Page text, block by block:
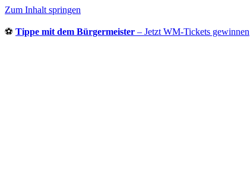
Zum Inhalt springen
⚽ Tippe mit dem Bürgermeister – Jetzt WM-Tickets gewinnen